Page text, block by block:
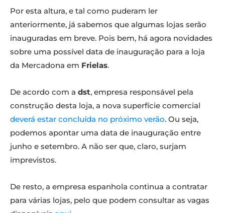
Por esta altura, e tal como puderam ler
anteriormente, já sabemos que algumas lojas serão
inauguradas em breve. Pois bem, há agora novidades
sobre uma possível data de inauguração para a loja
da Mercadona em Frielas.
De acordo com a dst, empresa responsável pela
construção desta loja, a nova superfície comercial
deverá estar concluída no próximo verão. Ou seja,
podemos apontar uma data de inauguração entre
junho e setembro. A não ser que, claro, surjam
imprevistos.
De resto, a empresa espanhola continua a contratar
para várias lojas, pelo que podem consultar as vagas